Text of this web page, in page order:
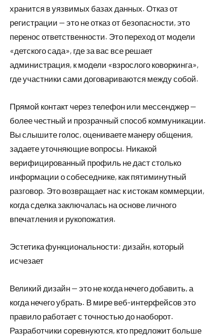
хранится в уязвимых базах данных. Отказ от
регистрации — это не отказ от безопасности, это
перенос ответственности. Это переход от модели
«детского сада», где за вас все решает
администрация, к модели «взрослого коворкинга»,
где участники сами договариваются между собой.
Прямой контакт через телефон или мессенджер —
более честный и прозрачный способ коммуникации.
Вы слышите голос, оцениваете манеру общения,
задаете уточняющие вопросы. Никакой
верифицированный профиль не даст столько
информации о собеседнике, как пятиминутный
разговор. Это возвращает нас к истокам коммерции,
когда сделка заключалась на основе личного
впечатления и рукопожатия.
Эстетика функциональности: дизайн, который
исчезает
Великий дизайн — это не когда нечего добавить, а
когда нечего убрать. В мире веб-интерфейсов это
правило работает с точностью до наоборот.
Разработчики соревнуются, кто предложит больше